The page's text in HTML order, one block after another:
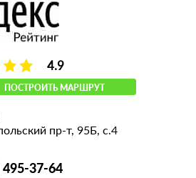
4.9
ПОСТРОИТЬ МАРШРУТ
пр-т, 95Б, с.4
495-37-64